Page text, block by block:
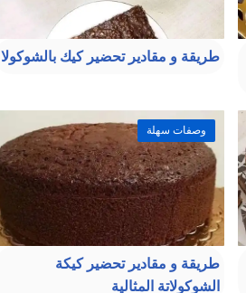
طريقة و مقادير تحضير كيك بالشوكولا
وصفات سهلة
طريقة و مقادير تحضير كيكة
الشوكولاتة المثالية